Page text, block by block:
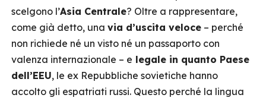
scelgono l’Asia Centrale? Oltre a rappresentare,
come già detto, una via d’uscita veloce – perché
non richiede né un visto né un passaporto con
valenza internazionale – e legale in quanto Paese
dell’EEU, le ex Repubbliche sovietiche hanno
accolto gli espatriati russi. Questo perché la lingua